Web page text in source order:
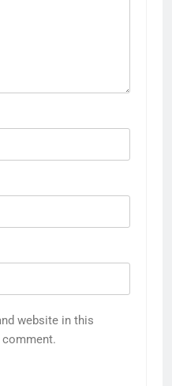
website in this